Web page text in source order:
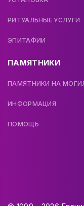
РИТУАЛЬНЫЕ УСЛУГИ
ЭПИТАФИИ
ПАМЯТНИКИ
ПАМЯТНИКИ НА
ИНФОРМАЦИЯ
ПОМОЩЬ